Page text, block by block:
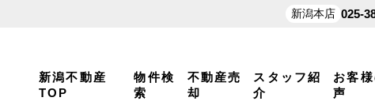
新潟不動産
TOP
物件検
索
不動産売
却
スタッフ紹
介
お客
声
新潟本店 025-